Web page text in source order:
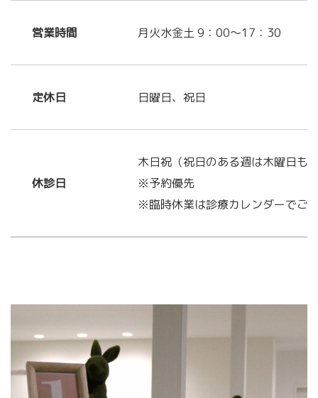
営業時間 月火水金土 9：00～17：30
定休日 日曜日、祝日
休診日
木日祝（祝日のある週は木曜日も
※予約優先
※臨時休業は診療カレンダーでご